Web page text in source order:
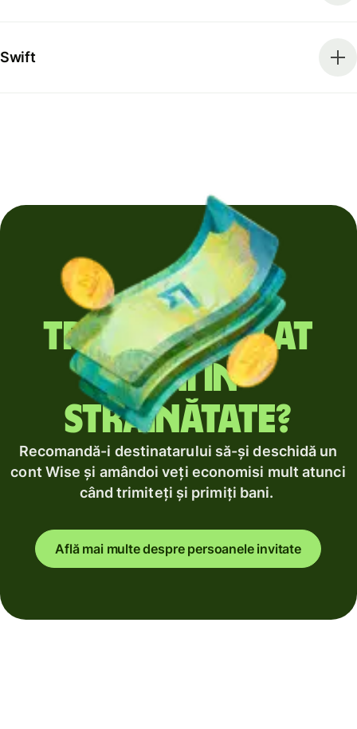
Swift
Trimiți regulat
bani în
străinătate?
Recomandă-i destinatarului să-și deschidă un
cont Wise și amândoi veți economisi mult atunci
când trimiteți și primiți bani.
Află mai multe despre persoanele invitate